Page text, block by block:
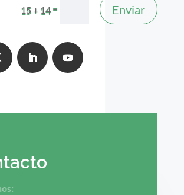
15 + 14 = Enviar